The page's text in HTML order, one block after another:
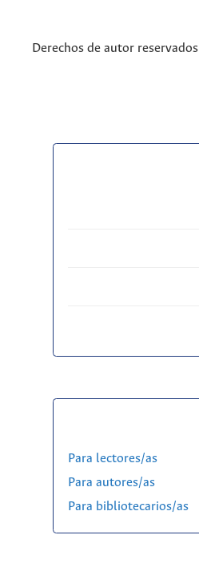
Derechos de autor reservados
Para lectores/as
Para autores/as
Para bibliotecarios/as